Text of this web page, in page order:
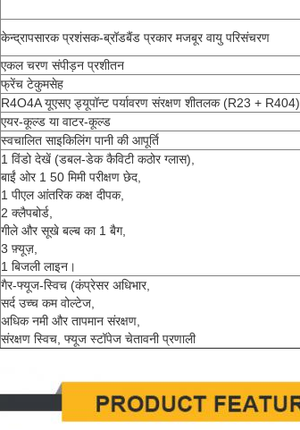
केन्द्रापसारक प्रशंसक-ब्रॉडबैंड प्रकार मजबूर वायु परिसंचरण
एकल चरण संपीड़न प्रशीतन
फ्रेंच टेकुमसेह
R4O4A यूएसए ड्यूपॉन्ट पर्यावरण संरक्षण शीतलक (R23 + R404)
एयर-कूल्ड या वाटर-कूल्ड
स्वचालित साइकिलिंग पानी की आपूर्ति
1 विंडो देखें (डबल-डेक कैविटी कठोर ग्लास),
बाईं ओर 1 50 मिमी परीक्षण छेद,
1 पीएल आंतरिक कक्ष दीपक,
2 क्लैपबोर्ड,
गीले और सूखे बल्ब का 1 बैग,
3 फ़्यूज़,
1 बिजली लाइन।
गैर-फ्यूज-स्विच (कंप्रेसर अधिभार,
सर्द उच्च कम वोल्टेज,
अधिक नमी और तापमान संरक्षण,
संरक्षण स्विच, फ्यूज स्टॉपेज चेतावनी प्रणाली